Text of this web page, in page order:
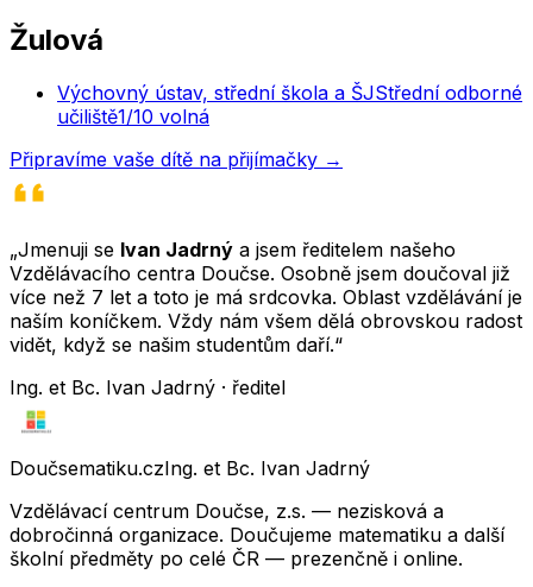
Žulová
Výchovný ústav, střední škola a ŠJStřední odborné
učiliště1/10 volná
Připravíme vaše dítě na přijímačky →
„Jmenuji se Ivan Jadrný a jsem ředitelem našeho
Vzdělávacího centra Doučse. Osobně jsem doučoval již
více než 7 let a toto je má srdcovka. Oblast vzdělávání je
naším koníčkem. Vždy nám všem dělá obrovskou radost
vidět, když se našim studentům daří.“
Ing. et Bc. Ivan Jadrný · ředitel
Doučsematiku.czIng. et Bc. Ivan Jadrný
Vzdělávací centrum Doučse, z.s. — nezisková a
dobročinná organizace. Doučujeme matematiku a další
školní předměty po celé ČR — prezenčně i online.